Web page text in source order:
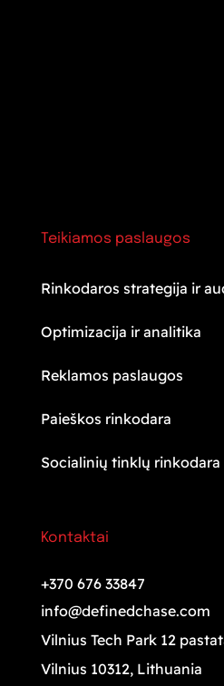
Teikiamos paslaugos
Rinkodaros strategija ir
Optimizacija ir analitika
Reklamos paslaugos
Paieškos rinkodara
Socialinių tinklų rinkodara
Kontaktai
+370 676 33847
info@definedchase.com
Vilnius Tech Park 12
Vilnius 10312, Lithuania